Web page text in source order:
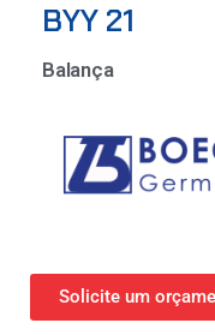
BYY 21
Balança
Solicite um